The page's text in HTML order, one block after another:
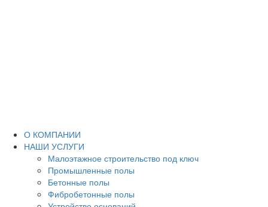
О КОМПАНИИ
НАШИ УСЛУГИ
Малоэтажное строительство под ключ
Промышленные полы
Бетонные полы
Фибробетонные полы